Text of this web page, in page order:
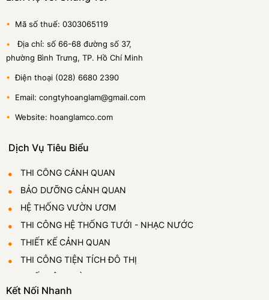
• Mã số thuế: 0303065119
• Địa chỉ: số 66-68 đường số 37,
phường Bình Trưng, TP. Hồ Chí Minh
• Điện thoại (028) 6680 2390
• Email: congtyhoanglam@gmail.com
• Website: hoanglamco.com
Dịch Vụ Tiêu Biểu
THI CÔNG CẢNH QUAN
BẢO DƯỠNG CẢNH QUAN
HỆ THỐNG VƯỜN ƯƠM
THI CÔNG HỆ THỐNG TƯỚI - NHẠC NƯỚC
THIẾT KẾ CẢNH QUAN
THI CÔNG TIỆN TÍCH ĐÔ THỊ
CUNG CẤP VÀ CHO THUÊ CÂY CẢNH
Kết Nối Nhanh